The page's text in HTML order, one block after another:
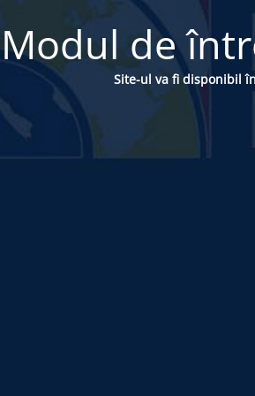
Modul de
Site-ul va fi disponibil